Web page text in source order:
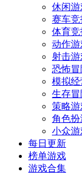
休闲游
赛车竞
体育竞
动作游
射击游
恐怖冒
模拟经
生存冒
策略游
角色扮
小众游
每日更新
榜单游戏
游戏合集